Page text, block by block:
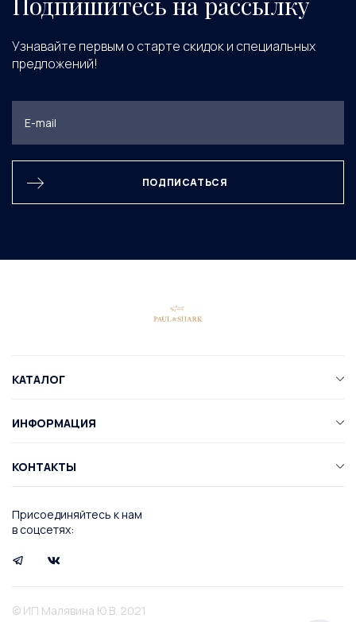
Узнавайте первым о старте скидок и специальных
предложений!
ПОДПИСАТЬСЯ
Присоединяйтесь к нам
в соцсетях:
КАТАЛОГ
ИНФОРМАЦИЯ
КОНТАКТЫ
© ИП Малявина Ю.В. 2021